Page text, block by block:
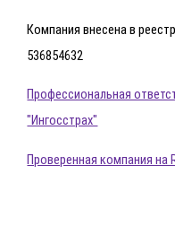
Компания внесена в
536854632
Профессиональная
"Ингосстрах"
Проверенная компания на